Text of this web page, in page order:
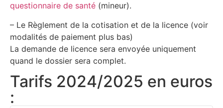
questionnaire de santé (mineur).
– Le Règlement de la cotisation et de la licence (voir
modalités de paiement plus bas)
La demande de licence sera envoyée uniquement
quand le dossier sera complet.
Tarifs 2024/2025 en euros
: